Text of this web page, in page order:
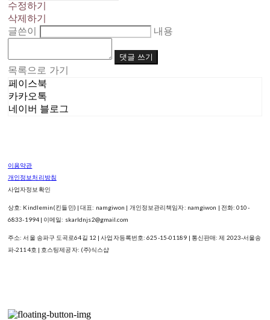
수정하기
삭제하기
글쓴이
내용
댓글 쓰기
목록으로 가기
페이스북
카카오톡
네이버 블로그
이용약관
개인정보처리방침
사업자정보확인
상호: Kindlemin(킨들민) | 대표: namgiwon | 개인정보관리책임자: namgiwon | 전화: 010-
6833-1994 | 이메일: skarldnjs2@gmail.com
주소: 서울 송파구 도곡로64길 12 | 사업자등록번호:625-15-01189 | 통신판매:제 2023-서울송
파-2114호 | 호스팅제공자: (주)식스샵